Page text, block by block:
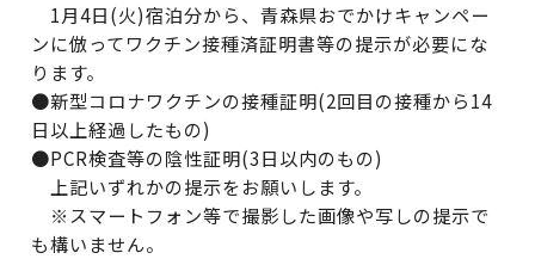
1月4日(火)宿泊分から、青森県おでかけキャンペー
ンに倣ってワクチン接種済証明書等の提示が必要にな
ります。
●新型コロナワクチンの接種証明(2回目の接種から14
日以上経過したもの)
●PCR検査等の陰性証明(3日以内のもの)
上記いずれかの提示をお願いします。
※スマートフォン等で撮影した画像や写しの提示で
も構いません。